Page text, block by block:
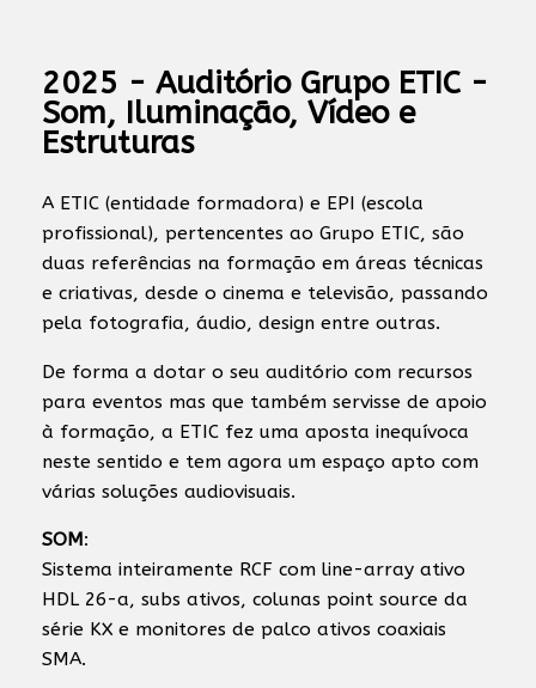
2025 - Auditório Grupo ETIC -
Som, Iluminação, Vídeo e
Estruturas
A ETIC (entidade formadora) e EPI (escola
profissional), pertencentes ao Grupo ETIC, são
duas referências na formação em áreas técnicas
e criativas, desde o cinema e televisão, passando
pela fotografia, áudio, design entre outras.
De forma a dotar o seu auditório com recursos
para eventos mas que também servisse de apoio
à formação, a ETIC fez uma aposta inequívoca
neste sentido e tem agora um espaço apto com
várias soluções audiovisuais.
SOM:
Sistema inteiramente RCF com line-array ativo
HDL 26-a, subs ativos, colunas point source da
série KX e monitores de palco ativos coaxiais
SMA.